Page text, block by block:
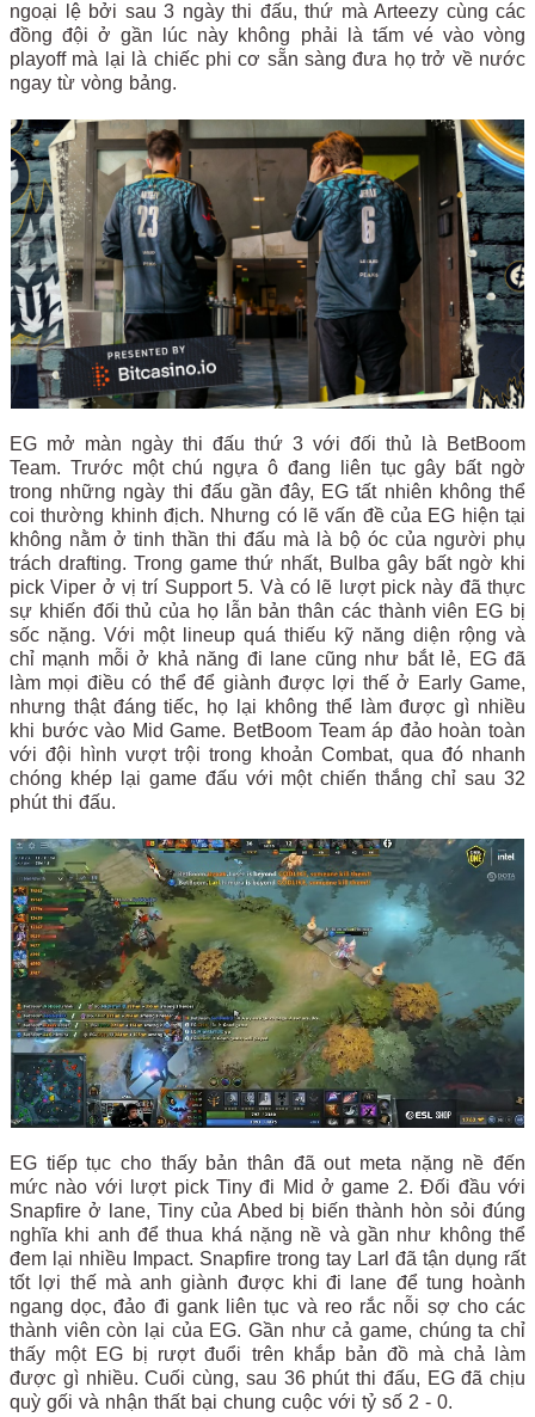
ngoại lệ bởi sau 3 ngày thi đấu, thứ mà Arteezy cùng các
đồng đội ở gần lúc này không phải là tấm vé vào vòng
playoff mà lại là chiếc phi cơ sẵn sàng đưa họ trở về nước
ngay từ vòng bảng.
EG mở màn ngày thi đấu thứ 3 với đối thủ là BetBoom
Team. Trước một chú ngựa ô đang liên tục gây bất ngờ
trong những ngày thi đấu gần đây, EG tất nhiên không thể
coi thường khinh địch. Nhưng có lẽ vấn đề của EG hiện tại
không nằm ở tinh thần thi đấu mà là bộ óc của người phụ
trách drafting. Trong game thứ nhất, Bulba gây bất ngờ khi
pick Viper ở vị trí Support 5. Và có lẽ lượt pick này đã thực
sự khiến đối thủ của họ lẫn bản thân các thành viên EG bị
sốc nặng. Với một lineup quá thiếu kỹ năng diện rộng và
chỉ mạnh mỗi ở khả năng đi lane cũng như bắt lẻ, EG đã
làm mọi điều có thể để giành được lợi thế ở Early Game,
nhưng thật đáng tiếc, họ lại không thể làm được gì nhiều
khi bước vào Mid Game. BetBoom Team áp đảo hoàn toàn
với đội hình vượt trội trong khoản Combat, qua đó nhanh
chóng khép lại game đấu với một chiến thắng chỉ sau 32
phút thi đấu.
EG tiếp tục cho thấy bản thân đã out meta nặng nề đến
mức nào với lượt pick Tiny đi Mid ở game 2. Đối đầu với
Snapfire ở lane, Tiny của Abed bị biến thành hòn sỏi đúng
nghĩa khi anh để thua khá nặng nề và gần như không thể
đem lại nhiều Impact. Snapfire trong tay Larl đã tận dụng rất
tốt lợi thế mà anh giành được khi đi lane để tung hoành
ngang dọc, đảo đi gank liên tục và reo rắc nỗi sợ cho các
thành viên còn lại của EG. Gần như cả game, chúng ta chỉ
thấy một EG bị rượt đuổi trên khắp bản đồ mà chả làm
được gì nhiều. Cuối cùng, sau 36 phút thi đấu, EG đã chịu
quỳ gối và nhận thất bại chung cuộc với tỷ số 2 - 0.